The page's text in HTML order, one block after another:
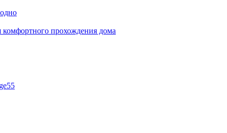
комфортного прохождения дома